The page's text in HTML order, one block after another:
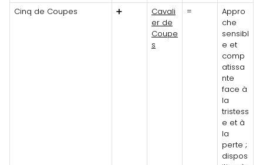
Cinq de Coupes
➕
Cavali
er de
Coupe
s
=
Appro
che
sensibl
e et
comp
atissa
nte
face à
la
tristess
e et à
la
perte ;
dispos